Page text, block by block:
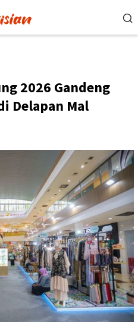
2026 Gandeng
Delapan Mal